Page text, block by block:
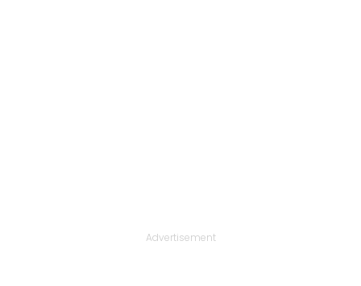
Advertisement